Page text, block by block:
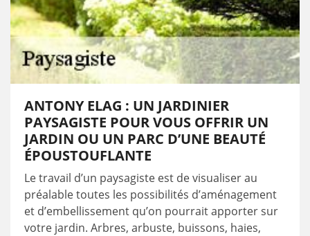
ANTONY ELAG : UN JARDINIER
PAYSAGISTE POUR VOUS OFFRIR UN
JARDIN OU UN PARC D’UNE BEAUTÉ
ÉPOUSTOUFLANTE
Le travail d’un paysagiste est de visualiser au
préalable toutes les possibilités d’aménagement
et d’embellissement qu’on pourrait apporter sur
votre jardin. Arbres, arbuste, buissons, haies,